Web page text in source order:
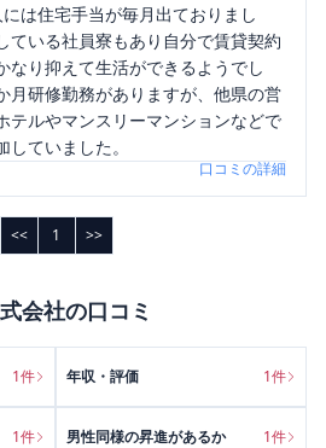
は住宅手当が毎月出ておりまし
ている社員寮もあり自分で賃貸契約
なり抑えて生活ができるようでし
月研修勤務がありますが、他県の営
テルやマンスリーマンションなどで
ていました。
口コミの詳細
<< 1 >>
会社の口コミ
1件 年収・評価 1件
1件 男性同様の昇進があるか 1件